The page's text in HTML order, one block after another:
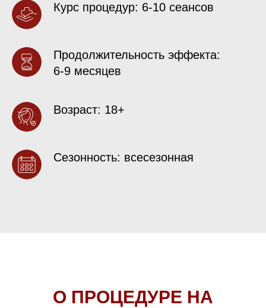
Курс процедур: 6-10 сеансов
Продолжительность эффекта:
6-9 месяцев
Возраст: 18+
Сезонность: всесезонная
О ПРОЦЕДУРЕ НА